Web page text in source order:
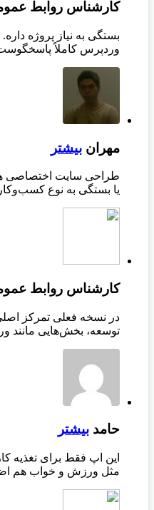
کارشناس روابط
بستگی به نیاز پروژه
وردپرس کاملاً
مهران بیشتر
طراحی سایت اختصاصی
یا بستگی به نوع
کارشناس روابط
در نسخه فعلی تمرکز
توسعه، بخش‌هایی مانند
حامد بیشتر
این اپ فقط برای تغذیه
مثل ورزش و خواب هم